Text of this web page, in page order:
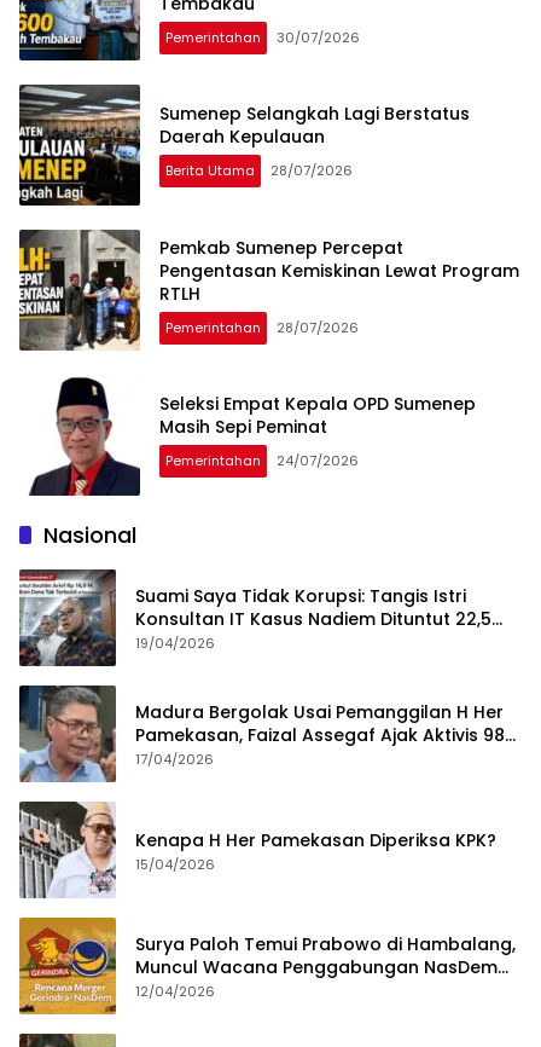
Pemerintahan 30/07/2026
Sumenep Selangkah Lagi Berstatus
Daerah Kepulauan
Berita Utama 28/07/2026
Pemkab Sumenep Percepat
Pengentasan Kemiskinan Lewat Program
RTLH
Pemerintahan 28/07/2026
Seleksi Empat Kepala OPD Sumenep
Masih Sepi Peminat
Pemerintahan 24/07/2026
Nasional
Suami Saya Tidak Korupsi: Tangis Istri
Konsultan IT Kasus Nadiem Dituntut 22,5
Tahun
19/04/2026
Madura Bergolak Usai Pemanggilan H Her
Pamekasan, Faizal Assegaf Ajak Aktivis 98
Bongkar Permainan KPK
17/04/2026
Kenapa H Her Pamekasan Diperiksa KPK?
15/04/2026
Surya Paloh Temui Prabowo di Hambalang,
Muncul Wacana Penggabungan NasDem
dan Gerindra
12/04/2026